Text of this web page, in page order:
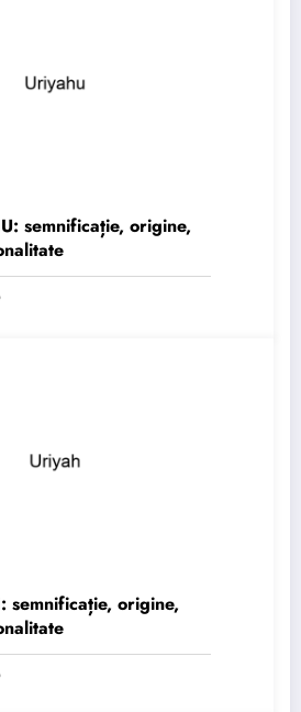
semnificație, origine,
semnificație, origine,